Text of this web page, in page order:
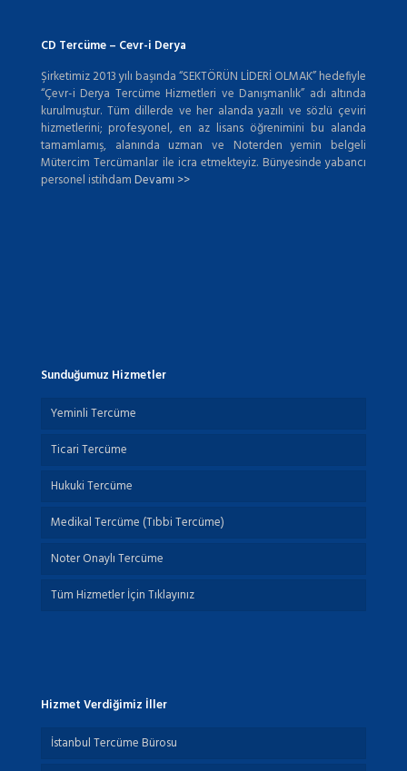
CD Tercüme – Cevr-i Derya
Şirketimiz 2013 yılı başında “SEKTÖRÜN LİDERİ OLMAK” hedefiyle
“Çevr-i Derya Tercüme Hizmetleri ve Danışmanlık” adı altında
kurulmuştur. Tüm dillerde ve her alanda yazılı ve sözlü çeviri
hizmetlerini; profesyonel, en az lisans öğrenimini bu alanda
tamamlamış, alanında uzman ve Noterden yemin belgeli
Mütercim Tercümanlar ile icra etmekteyiz. Bünyesinde yabancı
personel istihdamDevamı >>
Sunduğumuz Hizmetler
Yeminli Tercüme
Ticari Tercüme
Hukuki Tercüme
Medikal Tercüme (Tıbbi Tercüme)
Noter Onaylı Tercüme
Tüm Hizmetler İçin Tıklayınız
Hizmet Verdiğimiz İller
İstanbul Tercüme Bürosu